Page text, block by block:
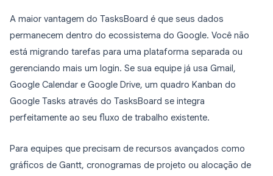
A maior vantagem do TasksBoard é que seus dados
permanecem dentro do ecossistema do Google. Você não
está migrando tarefas para uma plataforma separada ou
gerenciando mais um login. Se sua equipe já usa Gmail,
Google Calendar e Google Drive, um quadro Kanban do
Google Tasks através do TasksBoard se integra
perfeitamente ao seu fluxo de trabalho existente.
Para equipes que precisam de recursos avançados como
gráficos de Gantt, cronogramas de projeto ou alocação de